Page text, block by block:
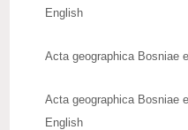
English
Acta geographica Bosniae
Acta geographica Bosniae
English